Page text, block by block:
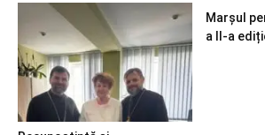
Marșul
a II-a